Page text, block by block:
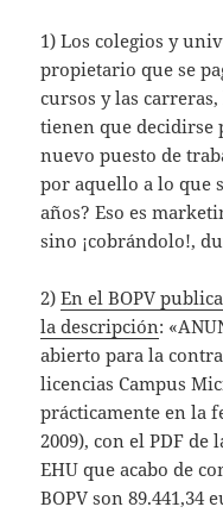
1) Los colegios y
propietario que se
cursos y las
tienen que decidirse
nuevo puesto de
por aquello a lo que
años? Eso es
sino ¡cobrándolo!,
2)En el BOPV
la descripción:
abierto para la
licencias Campus
prácticamente en la
2009), con el PDF
EHU que acabo de
BOPV son